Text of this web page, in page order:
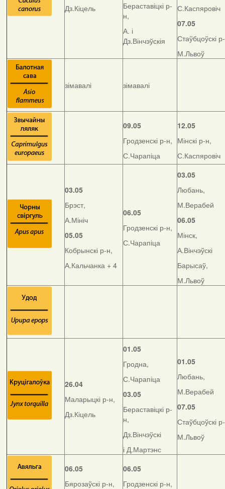
Дз.Кіцель
Бераставіцкі р-
н,
А. і
Дз.Вінчэўскія
С.Каспяровіч
07.05
Стаўбцоўскі
М.Львоў
зімавалі зімавалі
09.05
Гродзенскі р-н,
С.Чарапіца
12.05
Мінскі р-н,
С.Каспяровіч
03.05
Брэст,
А.Мініч
05.05
Кобрынскі р-н,
А.Кальчанка + 4
06.05
Гродзенскі р-н,
С.Чарапіца
03.05
Любань,
М.Верабей
06.05
Мінск,
А.Вінчэўскі
Барысаў,
М.Львоў
26.04
Маларыцкі р-н,
Дз.Кіцель
01.05
Гродна,
С.Чарапіца
03.05
Бераставіцкі р-
н,
Дз.Вінчэўскі
і Д.Мартэнс
01.05
Любань,
М.Верабей
07.05
Стаўбцоўскі
М.Львоў
06.05
Бярозаўскі р-н,
06.05
Гродзенскі р-н,